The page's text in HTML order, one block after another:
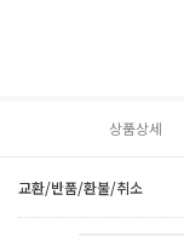
상품상세
교환/반품/환불/취소